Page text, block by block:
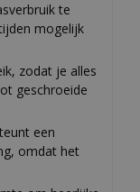
te
mogelijk
zodat je alles
geschroeide
een
omdat het